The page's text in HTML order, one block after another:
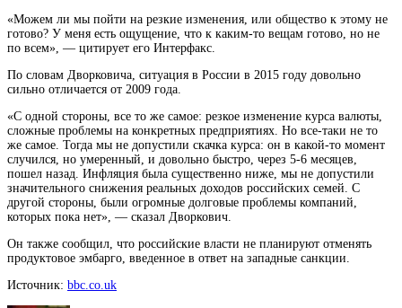
«Можем ли мы пойти на резкие изменения, или общество к этому не
готово? У меня есть ощущение, что к каким-то вещам готово, но не
по всем», — цитирует его Интерфакс.
По словам Дворковича, ситуация в России в 2015 году довольно
сильно отличается от 2009 года.
«С одной стороны, все то же самое: резкое изменение курса валюты,
сложные проблемы на конкретных предприятиях. Но все-таки не то
же самое. Тогда мы не допустили скачка курса: он в какой-то момент
случился, но умеренный, и довольно быстро, через 5-6 месяцев,
пошел назад. Инфляция была существенно ниже, мы не допустили
значительного снижения реальных доходов российских семей. С
другой стороны, были огромные долговые проблемы компаний,
которых пока нет», — сказал Дворкович.
Он также сообщил, что российские власти не планируют отменять
продуктовое эмбарго, введенное в ответ на западные санкции.
Источник: bbc.co.uk